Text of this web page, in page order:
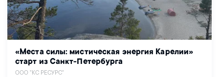
«Места силы: мистическая энергия Карелии»
старт из Санкт-Петербурга
ООО "КС РЕСУРС"